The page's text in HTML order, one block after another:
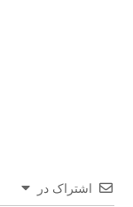
اشتراک در